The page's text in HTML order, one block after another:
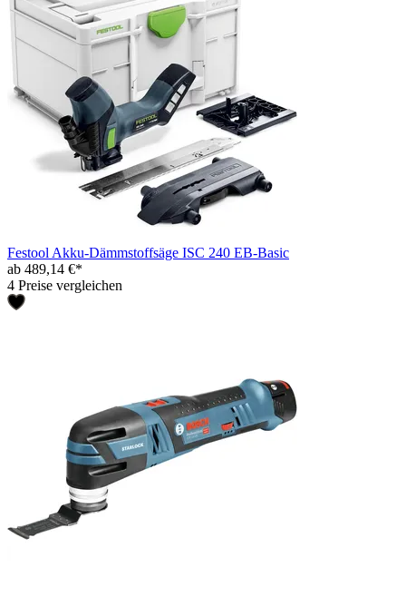
Festool Akku-Dämmstoffsäge ISC 240 EB-Basic
ab 489,14 €*
4 Preise vergleichen